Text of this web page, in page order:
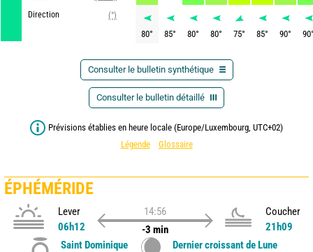
Direction
(°)
80° 85° 80° 80° 75° 85° 90° 90
Consulter le bulletin synthétique
Consulter le bulletin détaillé
Prévisions établies en heure locale (Europe/Luxembourg, UTC+02)
Légende
Glossaire
ÉPHÉMÉRIDE
Lever
06h12
14:56
-3 min
Coucher
21h09
Saint Dominique
Dernier croissant de Lune